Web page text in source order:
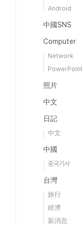
Android
中國SNS
Computer
Network
PowerPoint
照片
中文
日記
中文
中國
중국기사
台灣
旅行
經濟
新消息